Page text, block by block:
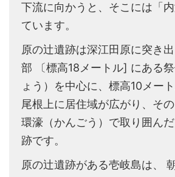
下流に向かうと、そこには「
ています。
原の辻遺跡は深江田原に突き
部 〔標高18メートル] にある
ょう）を中心に、標高10メー
尾根上に居住域が広がり、そ
環濠（かんごう）で取り囲ん
跡です。
原の辻遺跡がある壱岐島は、